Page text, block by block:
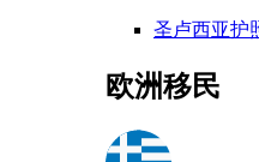
圣卢西亚护
欧洲移民